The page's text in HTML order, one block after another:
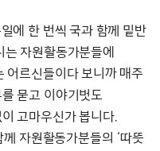
에 한 번씩 국과 함께 밑반
자원활동가분들에
어르신들이다 보니까 매주
묻고 이야기벗도
고마우신가 봅니다.
자원활동가분들의 ‘따뜻